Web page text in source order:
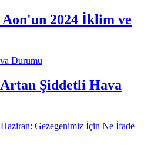
2024 İklim ve
Durumu
Şiddetli Hava